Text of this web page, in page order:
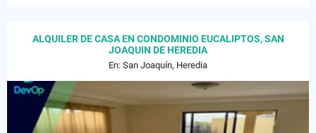
ALQUILER DE CASA EN CONDOMINIO EUCALIPTOS, SAN
JOAQUIN DE HEREDIA
En: San Joaquín, Heredia